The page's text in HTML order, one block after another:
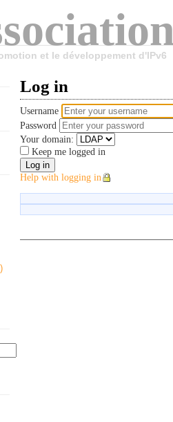
et le développement d'IPv6
Log in
Username
Password
Your domain:
Keep me logged in
Help with logging in